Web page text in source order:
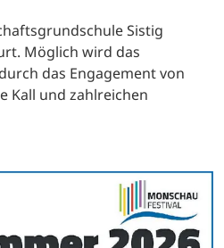
Sistig
Möglich wird das
das Engagement von
Kall und zahlreichen